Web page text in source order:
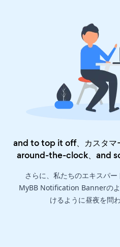
and to top it off、カスタマ
around-the-clock、and
さらに、私たちのエキスパー
MyBB Notification Bannerの
けるように昼夜を問